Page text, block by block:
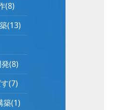
(8)
(13)
(8)
(7)
築(1)